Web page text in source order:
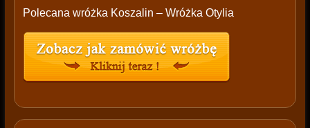
Polecana wróżka Koszalin – Wróżka Otylia